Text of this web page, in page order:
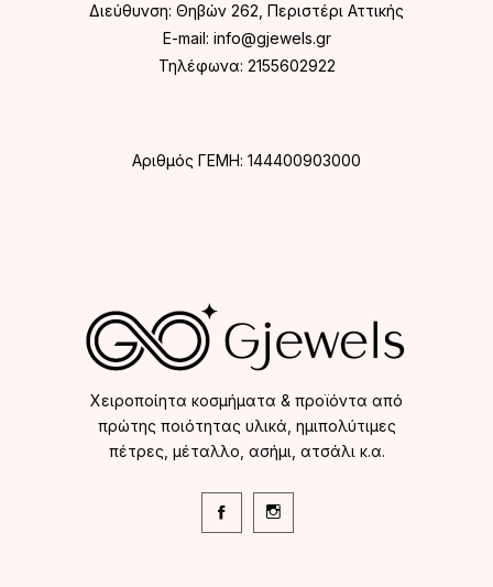
Διεύθυνση: Θηβών 262, Περιστέρι Αττικής
E-mail: info@gjewels.gr
Τηλέφωνα: 2155602922
Αριθμός ΓΕΜΗ: 144400903000
Χειροποίητα κοσμήματα & προϊόντα από
πρώτης ποιότητας υλικά, ημιπολύτιμες
πέτρες, μέταλλο, ασήμι, ατσάλι κ.α.